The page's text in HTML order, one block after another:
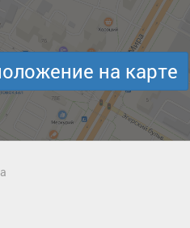
на карте